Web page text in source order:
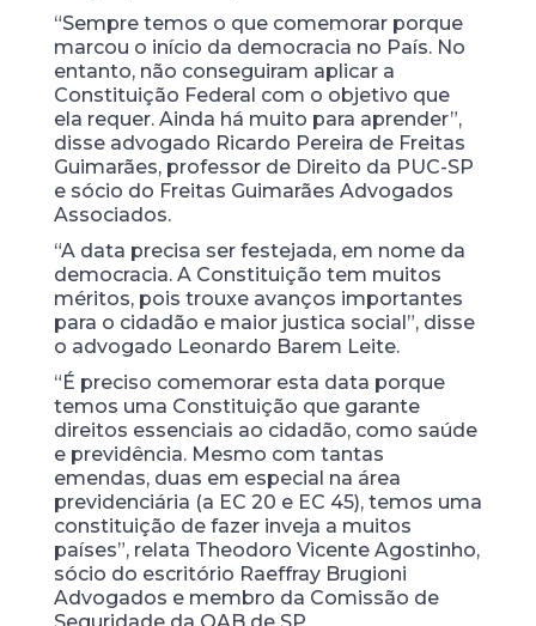
“Sempre temos o que comemorar porque
marcou o início da democracia no País. No
entanto, não conseguiram aplicar a
Constituição Federal com o objetivo que
ela requer. Ainda há muito para aprender”,
disse advogado Ricardo Pereira de Freitas
Guimarães, professor de Direito da PUC-SP
e sócio do Freitas Guimarães Advogados
Associados.
“A data precisa ser festejada, em nome da
democracia. A Constituição tem muitos
méritos, pois trouxe avanços importantes
para o cidadão e maior justica social”, disse
o advogado Leonardo Barem Leite.
“É preciso comemorar esta data porque
temos uma Constituição que garante
direitos essenciais ao cidadão, como saúde
e previdência. Mesmo com tantas
emendas, duas em especial na área
previdenciária (a EC 20 e EC 45), temos uma
constituição de fazer inveja a muitos
países”, relata Theodoro Vicente Agostinho,
sócio do escritório Raeffray Brugioni
Advogados e membro da Comissão de